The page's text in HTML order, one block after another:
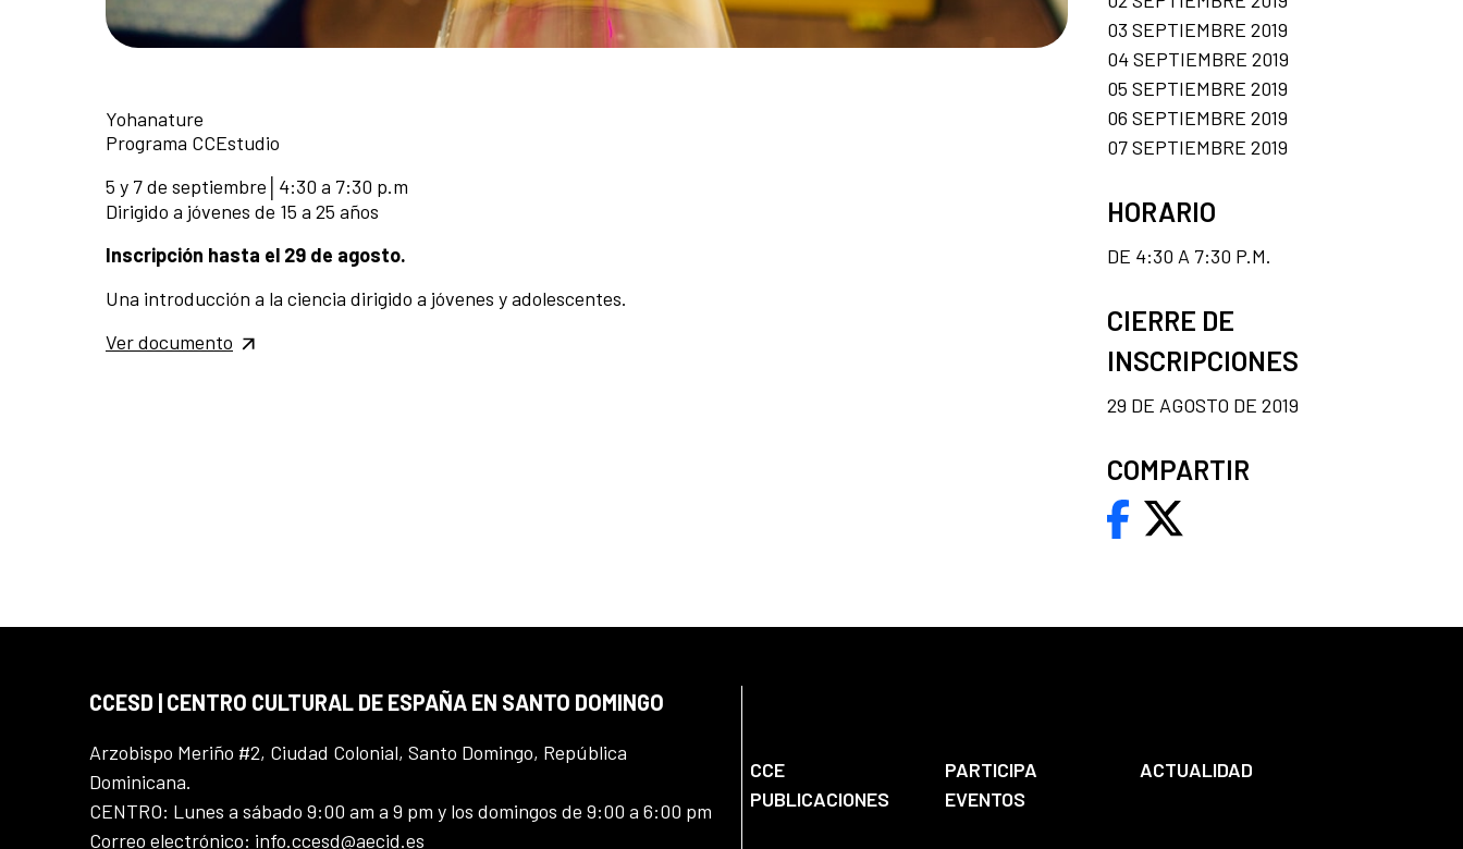
Yohanature
Programa CCEstudio
5 y 7 de septiembre│4:30 a 7:30 p.m
Dirigido a jóvenes de 15 a 25 años
Inscripción hasta el 29 de agosto.
Una introducción a la ciencia dirigido a jóvenes y adolescentes.
Ver documento
03 SEPTIEMBRE 2019
04 SEPTIEMBRE 2019
05 SEPTIEMBRE 2019
06 SEPTIEMBRE 2019
07 SEPTIEMBRE 2019
HORARIO
DE 4:30 A 7:30 P.M.
CIERRE DE
INSCRIPCIONES
29 DE AGOSTO DE 2019
COMPARTIR
CCESD | CENTRO CULTURAL DE ESPAÑA EN SANTO DOMINGO
Arzobispo Meriño #2, Ciudad Colonial, Santo Domingo, República
Dominicana.
CENTRO: Lunes a sábado 9:00 am a 9 pm y los domingos de 9:00 a 6:00 pm
Correo electrónico: info.ccesd@aecid.es
CCE PARTICIPA
ACTUALIDAD
PUBLICACIONES
EVENTOS